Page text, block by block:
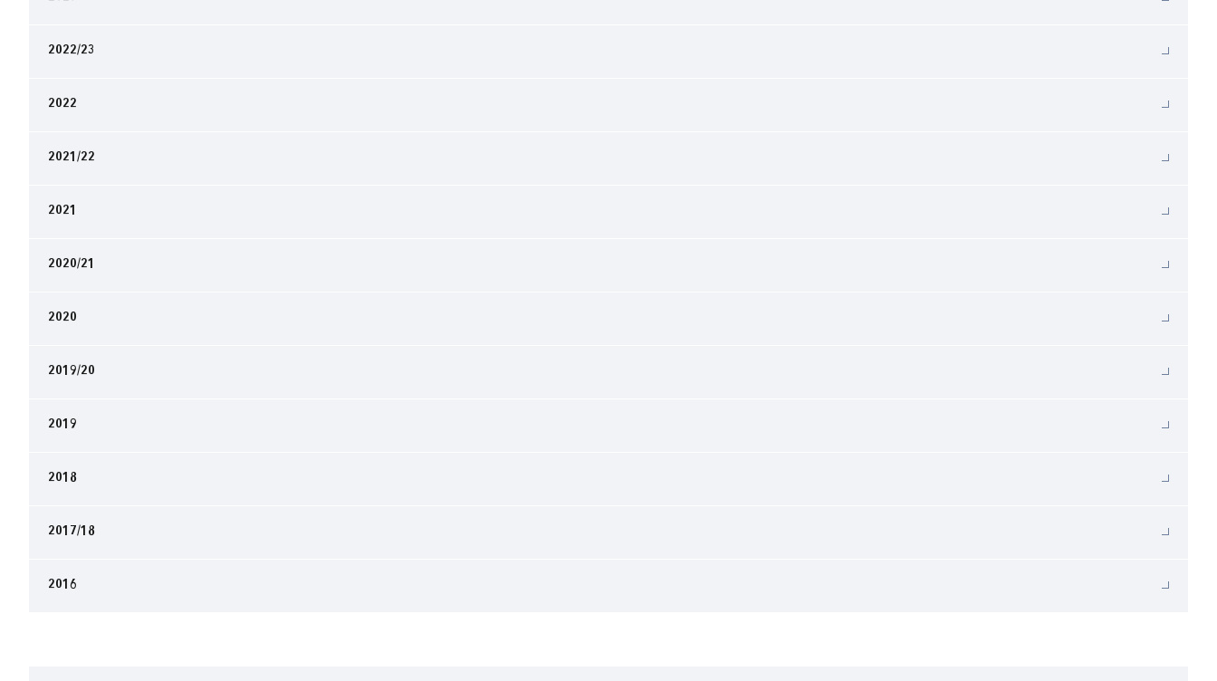
2022/23
2022
2021/22
2021
2020/21
2020
2019/20
2019
2018
2017/18
2016